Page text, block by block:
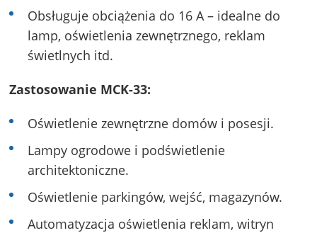
Obsługuje obciążenia do 16 A – idealne do
lamp, oświetlenia zewnętrznego, reklam
świetlnych itd.
Zastosowanie MCK-33:
Oświetlenie zewnętrzne domów i posesji.
Lampy ogrodowe i podświetlenie
architektoniczne.
Oświetlenie parkingów, wejść, magazynów.
Automatyzacja oświetlenia reklam, witryn